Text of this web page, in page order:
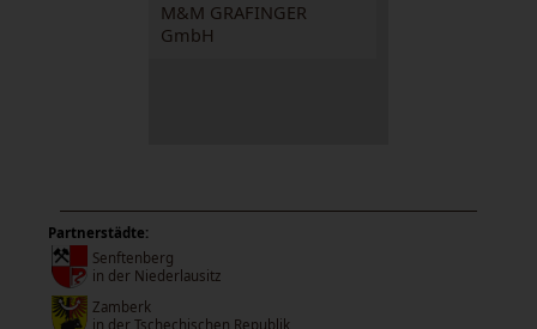
M&M GRAFINGER
GmbH
Partnerstädte:
Senftenberg
in der Niederlausitz
Zamberk
in der Tschechischen Republik